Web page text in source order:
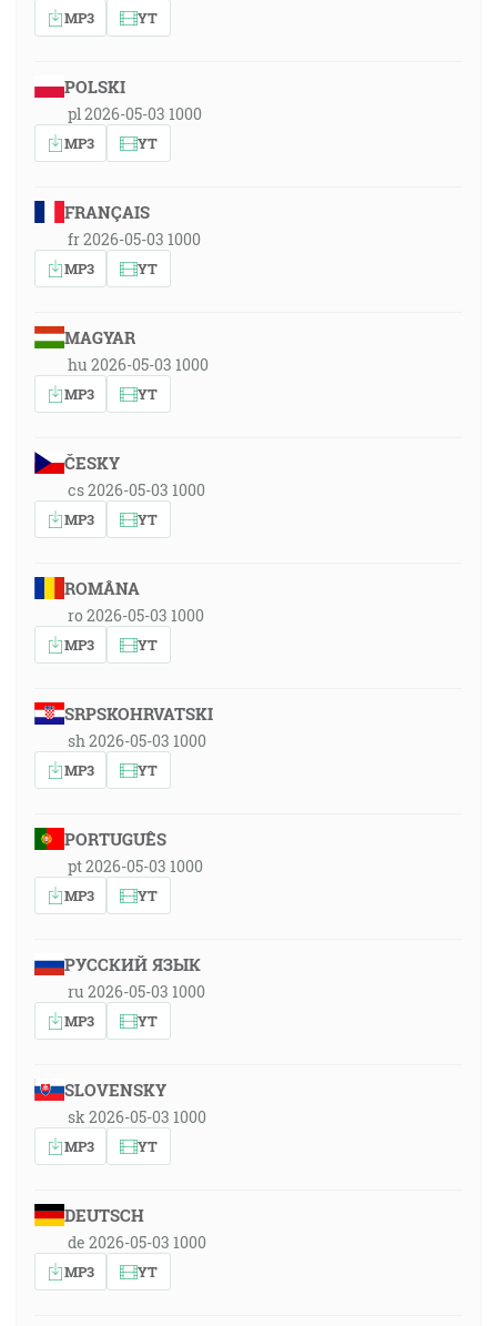
MP3 YT
POLSKI
pl 2026-05-03 1000
MP3 YT
FRANÇAIS
fr 2026-05-03 1000
MP3 YT
MAGYAR
hu 2026-05-03 1000
MP3 YT
ČESKY
cs 2026-05-03 1000
MP3 YT
ROMÂNA
ro 2026-05-03 1000
MP3 YT
SRPSKOHRVATSKI
sh 2026-05-03 1000
MP3 YT
PORTUGUÊS
pt 2026-05-03 1000
MP3 YT
РУССКИЙ ЯЗЫК
ru 2026-05-03 1000
MP3 YT
SLOVENSKY
sk 2026-05-03 1000
MP3 YT
DEUTSCH
de 2026-05-03 1000
MP3 YT